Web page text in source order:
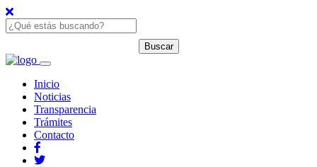
Inicio
Noticias
Transparencia
Trámites
Contacto